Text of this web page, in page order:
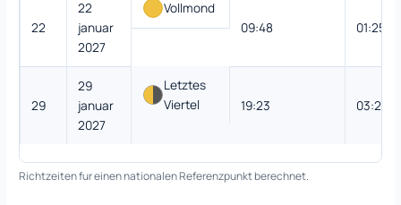
22
22
januar
2027
Vollmond
09:48
01:25
29
29
januar
2027
Letztes
Viertel
19:23 03:20
Richtzeiten fur einen nationalen Referenzpunkt berechnet.